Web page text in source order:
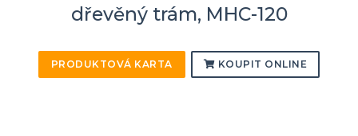
dřevěný trám, MHC-120
PRODUKTOVÁ KARTA KOUPIT ONLINE